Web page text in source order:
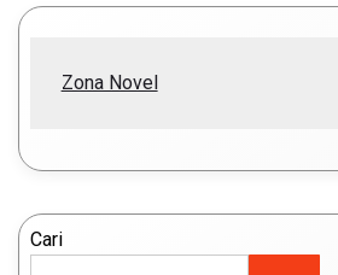
Zona Novel
Cari